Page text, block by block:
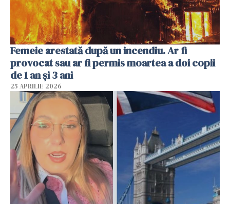
Femeie arestată după un incendiu. Ar fi
provocat sau ar fi permis moartea a doi copii
de 1 an și 3 ani
25 APRILIE 2026